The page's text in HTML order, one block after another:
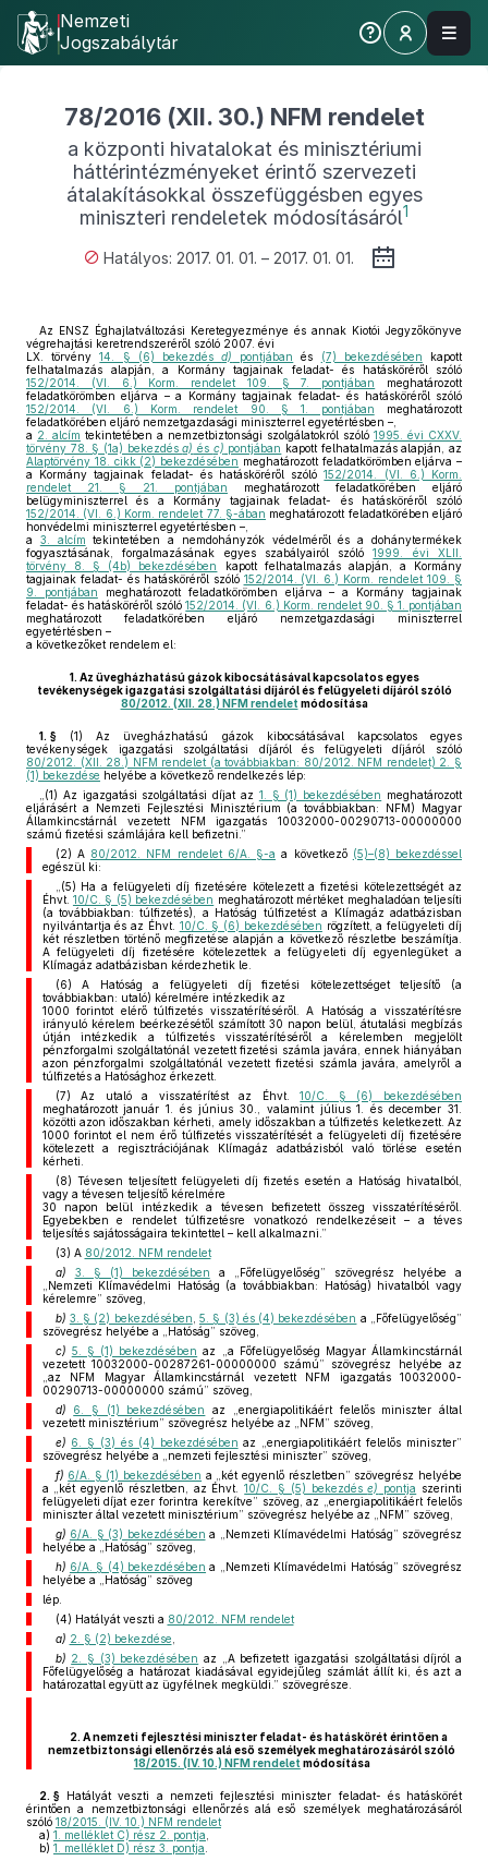
Nemzeti
Jogszabálytár
78/2016 (XII. 30.) NFM rendelet
a központi hivatalokat és minisztériumi
háttérintézményeket érintő szervezeti
átalakításokkal összefüggésben egyes
miniszteri rendeletek módosításáról1
Hatályos: 2017. 01. 01. – 2017. 01. 01.
Az ENSZ Éghajlatváltozási Keretegyezménye és annak Kiotói Jegyzőkönyve
végrehajtási keretrendszeréről szóló 2007. évi
LX. törvény14. § (6) bekezdésd) pontjában és (7) bekezdésében kapott
felhatalmazás alapján, a Kormány tagjainak feladat- és hatásköréről szóló
152/2014. (VI. 6.) Korm. rendelet 109. § 7. pontjában
meghatározott
feladatkörömben eljárva – a Kormány tagjainak feladat- és hatásköréről szóló
152/2014. (VI. 6.) Korm. rendelet 90. § 1. pontjában meghatározott
feladatkörében eljáró nemzetgazdasági miniszterrel egyetértésben –,
a 2. alcím tekintetében a nemzetbiztonsági szolgálatokról szóló 1995. évi CXXV.
törvény 78. § (1a) bekezdésa) és c) pontjában kapott felhatalmazás alapján, az
Alaptörvény 18. cikk (2) bekezdésében meghatározott feladatkörömben eljárva –
a Kormány tagjainak feladat- és hatásköréről szóló152/2014. (VI. 6.) Korm.
rendelet 21. § 21. pontjában meghatározott feladatkörében eljáró
belügyminiszterrel és a Kormány tagjainak feladat- és hatásköréről szóló
152/2014. (VI. 6.) Korm. rendelet 77. §-ában meghatározott feladatkörében eljáró
honvédelmi miniszterrel egyetértésben –,
a 3. alcím tekintetében a nemdohányzók védelméről és a dohánytermékek
fogyasztásának, forgalmazásának egyes szabályairól szóló1999. évi XLII.
törvény 8. § (4b) bekezdésében
kapott felhatalmazás alapján, a Kormány
tagjainak feladat- és hatásköréről szóló 152/2014. (VI. 6.) Korm. rendelet 109. §
9. pontjában meghatározott feladatkörömben eljárva – a Kormány tagjainak
feladat- és hatásköréről szóló152/2014. (VI. 6.) Korm. rendelet 90. § 1. pontjában
meghatározott feladatkörében eljáró nemzetgazdasági miniszterrel
egyetértésben –
a következőket rendelem el:
1. Az üvegházhatású gázok kibocsátásával kapcsolatos egyes
tevékenységek igazgatási szolgáltatási díjáról és felügyeleti díjáról szóló
80/2012. (XII. 28.) NFM rendelet módosítása
1. § (1) Az üvegházhatású gázok kibocsátásával kapcsolatos egyes
tevékenységek igazgatási szolgáltatási díjáról és felügyeleti díjáról szóló
80/2012. (XII. 28.) NFM rendelet (a továbbiakban: 80/2012. NFM rendelet) 2. §
(1) bekezdése helyébe a következő rendelkezés lép:
„(1) Az igazgatási szolgáltatási díjat az 1. § (1) bekezdésében meghatározott
eljárásért a Nemzeti Fejlesztési Minisztérium (a továbbiakban: NFM) Magyar
Államkincstárnál vezetett NFM igazgatás 10032000-00290713-00000000
számú fizetési számlájára kell befizetni.”
(2) A 80/2012. NFM rendelet 6/A. §-a a következő (5)–(8) bekezdéssel
egészül ki:
„(5) Ha a felügyeleti díj fizetésére kötelezett a fizetési kötelezettségét az
Éhvt. 10/C. § (5) bekezdésében meghatározott mértéket meghaladóan teljesíti
(a továbbiakban: túlfizetés), a Hatóság túlfizetést a Klímagáz adatbázisban
nyilvántartja és az Éhvt. 10/C. § (6) bekezdésében rögzített, a felügyeleti díj
két részletben történő megfizetése alapján a következő részletbe beszámítja.
A felügyeleti díj fizetésére kötelezettek a felügyeleti díj egyenlegüket a
Klímagáz adatbázisban kérdezhetik le.
(6) A Hatóság a felügyeleti díj fizetési kötelezettséget teljesítő (a
továbbiakban: utaló) kérelmére intézkedik az
1000 forintot elérő túlfizetés visszatérítéséről. A Hatóság a visszatérítésre
irányuló kérelem beérkezésétől számított 30 napon belül, átutalási megbízás
útján intézkedik a túlfizetés visszatérítéséről a kérelemben megjelölt
pénzforgalmi szolgáltatónál vezetett fizetési számla javára, ennek hiányában
azon pénzforgalmi szolgáltatónál vezetett fizetési számla javára, amelyről a
túlfizetés a Hatósághoz érkezett.
(7) Az utaló a visszatérítést az Éhvt.10/C. § (6) bekezdésében
meghatározott január 1. és június 30., valamint július 1. és december 31.
közötti azon időszakban kérheti, amely időszakban a túlfizetés keletkezett. Az
1000 forintot el nem érő túlfizetés visszatérítését a felügyeleti díj fizetésére
kötelezett a regisztrációjának Klímagáz adatbázisból való törlése esetén
kérheti.
(8) Tévesen teljesített felügyeleti díj fizetés esetén a Hatóság hivatalból,
vagy a tévesen teljesítő kérelmére
30 napon belül intézkedik a tévesen befizetett összeg visszatérítéséről.
Egyebekben e rendelet túlfizetésre vonatkozó rendelkezéseit – a téves
teljesítés sajátosságaira tekintettel – kell alkalmazni.”
(3) A 80/2012. NFM rendelet
a)
3. § (1) bekezdésében a „Főfelügyelőség” szövegrész helyébe a
„Nemzeti Klímavédelmi Hatóság (a továbbiakban: Hatóság) hivatalból vagy
kérelemre” szöveg,
b) 3. § (2) bekezdésében 5. § (3) és (4) bekezdésében a „Főfelügyelőség”
szövegrész helyébe a „Hatóság” szöveg,
c) 5. § (1) bekezdésében az „a Főfelügyelőség Magyar Államkincstárnál
vezetett 10032000-00287261-00000000 számú” szövegrész helyébe az
„az NFM Magyar Államkincstárnál vezetett NFM igazgatás 10032000-
00290713-00000000 számú” szöveg,
d)
6. § (1) bekezdésében
az „energiapolitikáért felelős miniszter által
vezetett minisztérium” szövegrész helyébe az „NFM” szöveg,
e) 6. § (3) és (4) bekezdésében az „energiapolitikáért felelős miniszter”
szövegrész helyébe a „nemzeti fejlesztési miniszter” szöveg,
f) 6/A. § (1) bekezdésében a „két egyenlő részletben” szövegrész helyébe
a „két egyenlő részletben, az Éhvt.10/C. § (5) bekezdése) pontja szerinti
felügyeleti díjat ezer forintra kerekítve” szöveg, az „energiapolitikáért felelős
miniszter által vezetett minisztérium” szövegrész helyébe az „NFM” szöveg,
g) 6/A. § (3) bekezdésében a „Nemzeti Klímavédelmi Hatóság” szövegrész
helyébe a „Hatóság” szöveg,
h) 6/A. § (4) bekezdésében a „Nemzeti Klímavédelmi Hatóság” szövegrész
helyébe a „Hatóság” szöveg
lép.
(4) Hatályát veszti a 80/2012. NFM rendelet
a) 2. § (2) bekezdése
b) 2. § (3) bekezdésében az „A befizetett igazgatási szolgáltatási díjról a
Főfelügyelőség a határozat kiadásával egyidejűleg számlát állít ki, és azt a
határozattal együtt az ügyfélnek megküldi.” szövegrésze.
2. A nemzeti fejlesztési miniszter feladat- és hatáskörét érintően a
nemzetbiztonsági ellenőrzés alá eső személyek meghatározásáról szóló
18/2015. (IV. 10.) NFM rendelet módosítása
2. § Hatályát veszti a nemzeti fejlesztési miniszter feladat- és hatáskörét
érintően a nemzetbiztonsági ellenőrzés alá eső személyek meghatározásáról
szóló 18/2015. (IV. 10.) NFM rendelet
a) 1. melléklet C) rész 2. pontja
b) 1. melléklet D) rész 3. pontja